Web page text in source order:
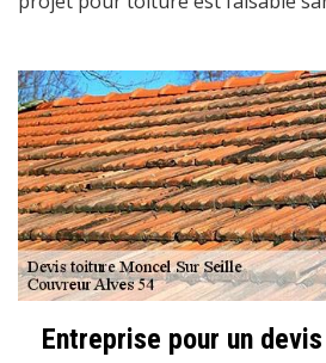
Entreprise pour un